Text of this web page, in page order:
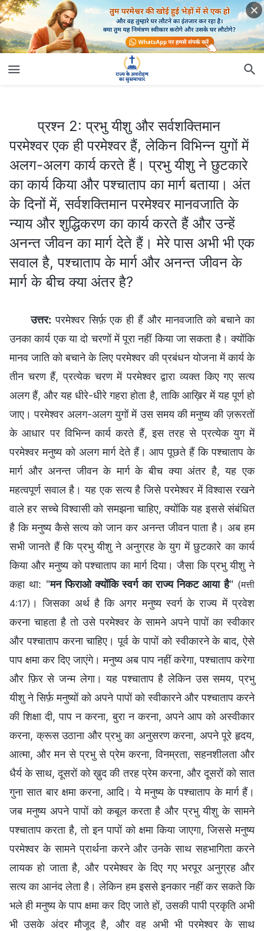
प्रश्न 2: प्रभु यीशु और सर्वशक्तिमान
परमेश्‍वर एक ही परमेश्‍वर हैं, लेकिन विभिन्न युगों में
अलग-अलग कार्य करते हैं। प्रभु यीशु ने छुटकारे
का कार्य किया और पश्चाताप का मार्ग बताया। अंत
के दिनों में, सर्वशक्तिमान परमेश्‍वर मानवजाति के
न्याय और शुद्धिकरण का कार्य करते हैं और उन्हें
अनन्‍त जीवन का मार्ग देते हैं। मेरे पास अभी भी एक
सवाल है, पश्चाताप के मार्ग और अनन्‍त जीवन के
मार्ग के बीच क्या अंतर है?
उत्तर: परमेश्‍वर सिर्फ़ एक ही हैं और मानवजाति को बचाने का
उनका कार्य एक या दो चरणों में पूरा नहीं किया जा सकता है। क्योंकि
मानव जाति को बचाने के लिए परमेश्‍वर की प्रबंधन योजना में कार्य के
तीन चरण हैं, प्रत्येक चरण में परमेश्‍वर द्वारा व्यक्त किए गए सत्‍य
अलग हैं, और यह धीरे-धीरे गहरा होता है, ताकि आख़िर में यह पूर्ण हो
जाए। परमेश्‍वर अलग-अलग युगों में उस समय की मनुष्य की ज़रूरतों
के आधार पर विभिन्न कार्य करते हैं, इस तरह से प्रत्येक युग में
परमेश्‍वर मनुष्य को अलग मार्ग देते हैं। आप पूछते हैं कि पश्चाताप के
मार्ग और अनन्‍त जीवन के मार्ग के बीच क्या अंतर है, यह एक
महत्वपूर्ण सवाल है। यह एक सत्‍य है जिसे परमेश्‍वर में विश्वास रखने
वाले हर सच्चे विश्वासी को समझना चाहिए, क्योंकि यह इससे संबंधित
है कि मनुष्य कैसे सत्य को जान कर अनन्‍त जीवन पाता है। अब हम
सभी जानते हैं कि प्रभु यीशु ने अनुग्रह के युग में छुटकारे का कार्य
किया और मनुष्य को पश्चाताप का मार्ग दिया। जैसा कि प्रभु यीशु ने
कहा था: "मन फिराओ क्योंकि स्वर्ग का राज्य निकट आया है" (मत्ती
4:17) । जिसका अर्थ है कि अगर मनुष्य स्वर्ग के राज्य में प्रवेश
करना चाहता है तो उसे परमेश्‍वर के सामने अपने पापों का स्वीकार
और पश्चाताप करना चाहिए। पूर्व के पापों को स्‍वीकारने के बाद, ऐसे
पाप क्षमा कर दिए जाएंगे। मनुष्य अब पाप नहीं करेगा, पश्चाताप करेगा
और फ़िर से जन्म लेगा। यह पश्चाताप है लेकिन उस समय, प्रभु
यीशु ने सिर्फ़ मनुष्यों को अपने पापों को स्‍वीकारने और पश्चाताप करने
की शिक्षा दी, पाप न करना, बुरा न करना, अपने आप को अस्वीकार
करना, क्रूस उठाना और प्रभु का अनुसरण करना, अपने पूरे हृदय,
आत्मा, और मन से प्रभु से प्रेम करना, विनम्रता, सहनशीलता और
धैर्य के साथ, दूसरों को ख़ुद की तरह प्रेम करना, और दूसरों को सात
गुना सात बार क्षमा करना, आदि। ये मनुष्य के पश्चाताप के मार्ग हैं।
जब मनुष्य अपने पापों को कबूल करता है और प्रभु यीशु के सामने
पश्चाताप करता है, तो इन पापों को क्षमा किया जाएगा, जिससे मनुष्य
परमेश्‍वर के सामने प्रार्थना करने और उनके साथ सहभागिता करने
लायक हो जाता है, और परमेश्‍वर के दिए गए भरपूर अनुग्रह और
सत्‍य का आनंद लेता है। लेकिन हम इससे इनकार नहीं कर सकते कि
भले ही मनुष्य के पाप क्षमा कर दिए जाते हों, उसकी पापी प्रकृति अभी
भी उसके अंदर मौजूद है, और वह अभी भी परमेश्‍वर के साथ